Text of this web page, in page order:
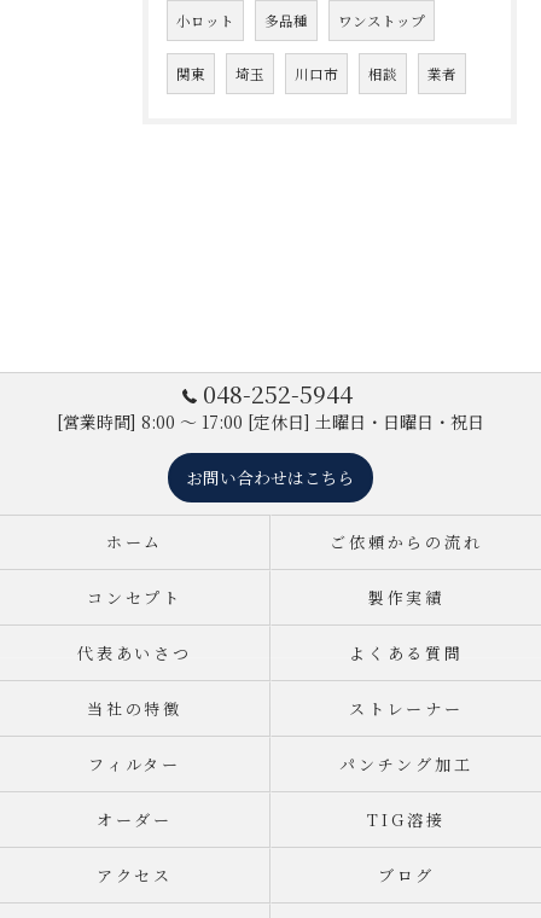
小ロット 多品種 ワンストップ
関東 埼玉 川口市 相談 業者
048-252-5944
[営業時間] 8:00 ～ 17:00 [定休日] 土曜日・日曜日・祝日
お問い合わせはこちら
ホーム ご依頼からの流れ
コンセプト 製作実績
代表あいさつ よくある質問
当社の特徴 ストレーナー
フィルター パンチング加工
オーダー TIG溶接
アクセス ブログ